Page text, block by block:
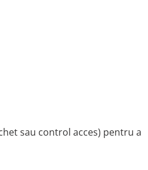
sau control acces) pentru a